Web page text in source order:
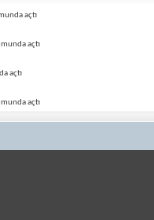
açtı
açtı
açtı
açtı